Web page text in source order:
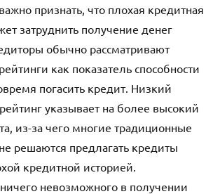
признать, что плохая кредитная
затруднить получение денег
обычно рассматривают
как показатель способности
погасить кредит. Низкий
указывает на более высокий
из-за чего многие традиционные
решаются предлагать кредиты
кредитной историей.
невозможного в получении